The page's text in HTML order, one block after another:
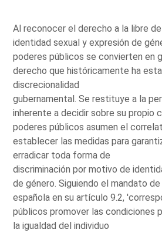
Al reconocer el derecho a la libre
identidad sexual y expresión de
poderes públicos se convierten en
derecho que históricamente ha
discrecionalidad
gubernamental. Se restituye a la
inherente a decidir sobre su propio
poderes públicos asumen el
establecer las medidas para
erradicar toda forma de
discriminación por motivo de
de género. Siguiendo el mandato
española en su artículo 9.2,
públicos promover las condiciones
la igualdad del individuo